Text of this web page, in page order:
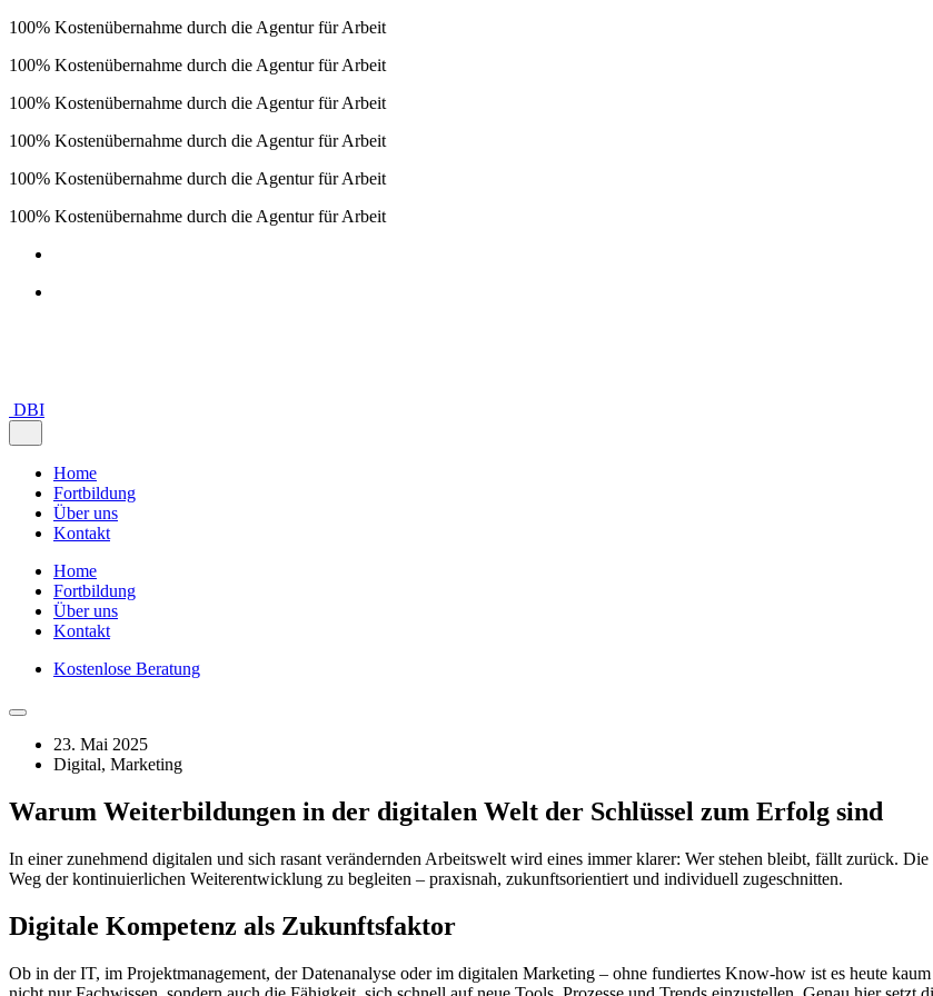
100% Kostenübernahme durch die Agentur für Arbeit
100% Kostenübernahme durch die Agentur für Arbeit
100% Kostenübernahme durch die Agentur für Arbeit
100% Kostenübernahme durch die Agentur für Arbeit
100% Kostenübernahme durch die Agentur für Arbeit
100% Kostenübernahme durch die Agentur für Arbeit
Home
Fortbildung
Über uns
Kontakt
Home
Fortbildung
Über uns
Kontakt
Kostenlose Beratung
23. Mai 2025
Digital, Marketing
Warum Weiterbildungen in der digitalen Welt der Schlüssel zum Erfolg sind
In einer zunehmend digitalen und sich rasant verändernden Arbeitswelt wird eines immer klarer: Wer stehen bleibt, fällt zurück.
Weg der kontinuierlichen Weiterentwicklung zu begleiten – praxisnah, zukunftsorientiert und individuell zugeschnitten.
Digitale Kompetenz als Zukunftsfaktor
Ob in der IT, im Projektmanagement, der Datenanalyse oder im digitalen Marketing – ohne fundiertes Know-how ist es heute